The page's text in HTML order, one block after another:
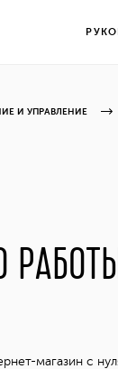
И УПРАВЛЕНИЕ
магазин с